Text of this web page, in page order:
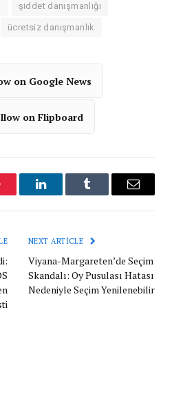
şiddet danışmanlığı
ücretsiz danışmanlık
on Google News
on Flipboard
LinkedInTumblr Email
NEXT ARTICLE
Viyana-Margareten’de Seçim
Skandalı: Oy Pusulası Hatası
Nedeniyle Seçim Yenilenebilir